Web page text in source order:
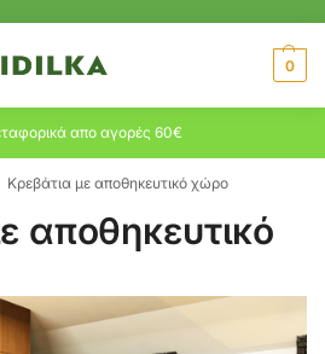
0
απο αγορές 60€
Κρεβάτια με αποθηκευτικό χώρο
αποθηκευτικό